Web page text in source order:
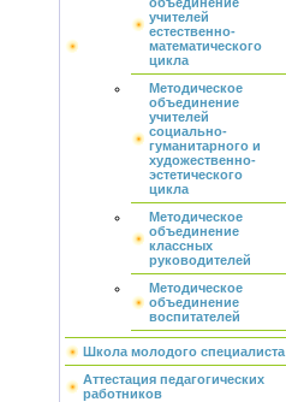
учителей
естественно-
математического
цикла
Методическое
объединение
учителей
социально-
гуманитарного и
художественно-
эстетического
цикла
Методическое
объединение
классных
руководителей
Методическое
объединение
воспитателей
Школа молодого специалиста
Аттестация педагогических
работников